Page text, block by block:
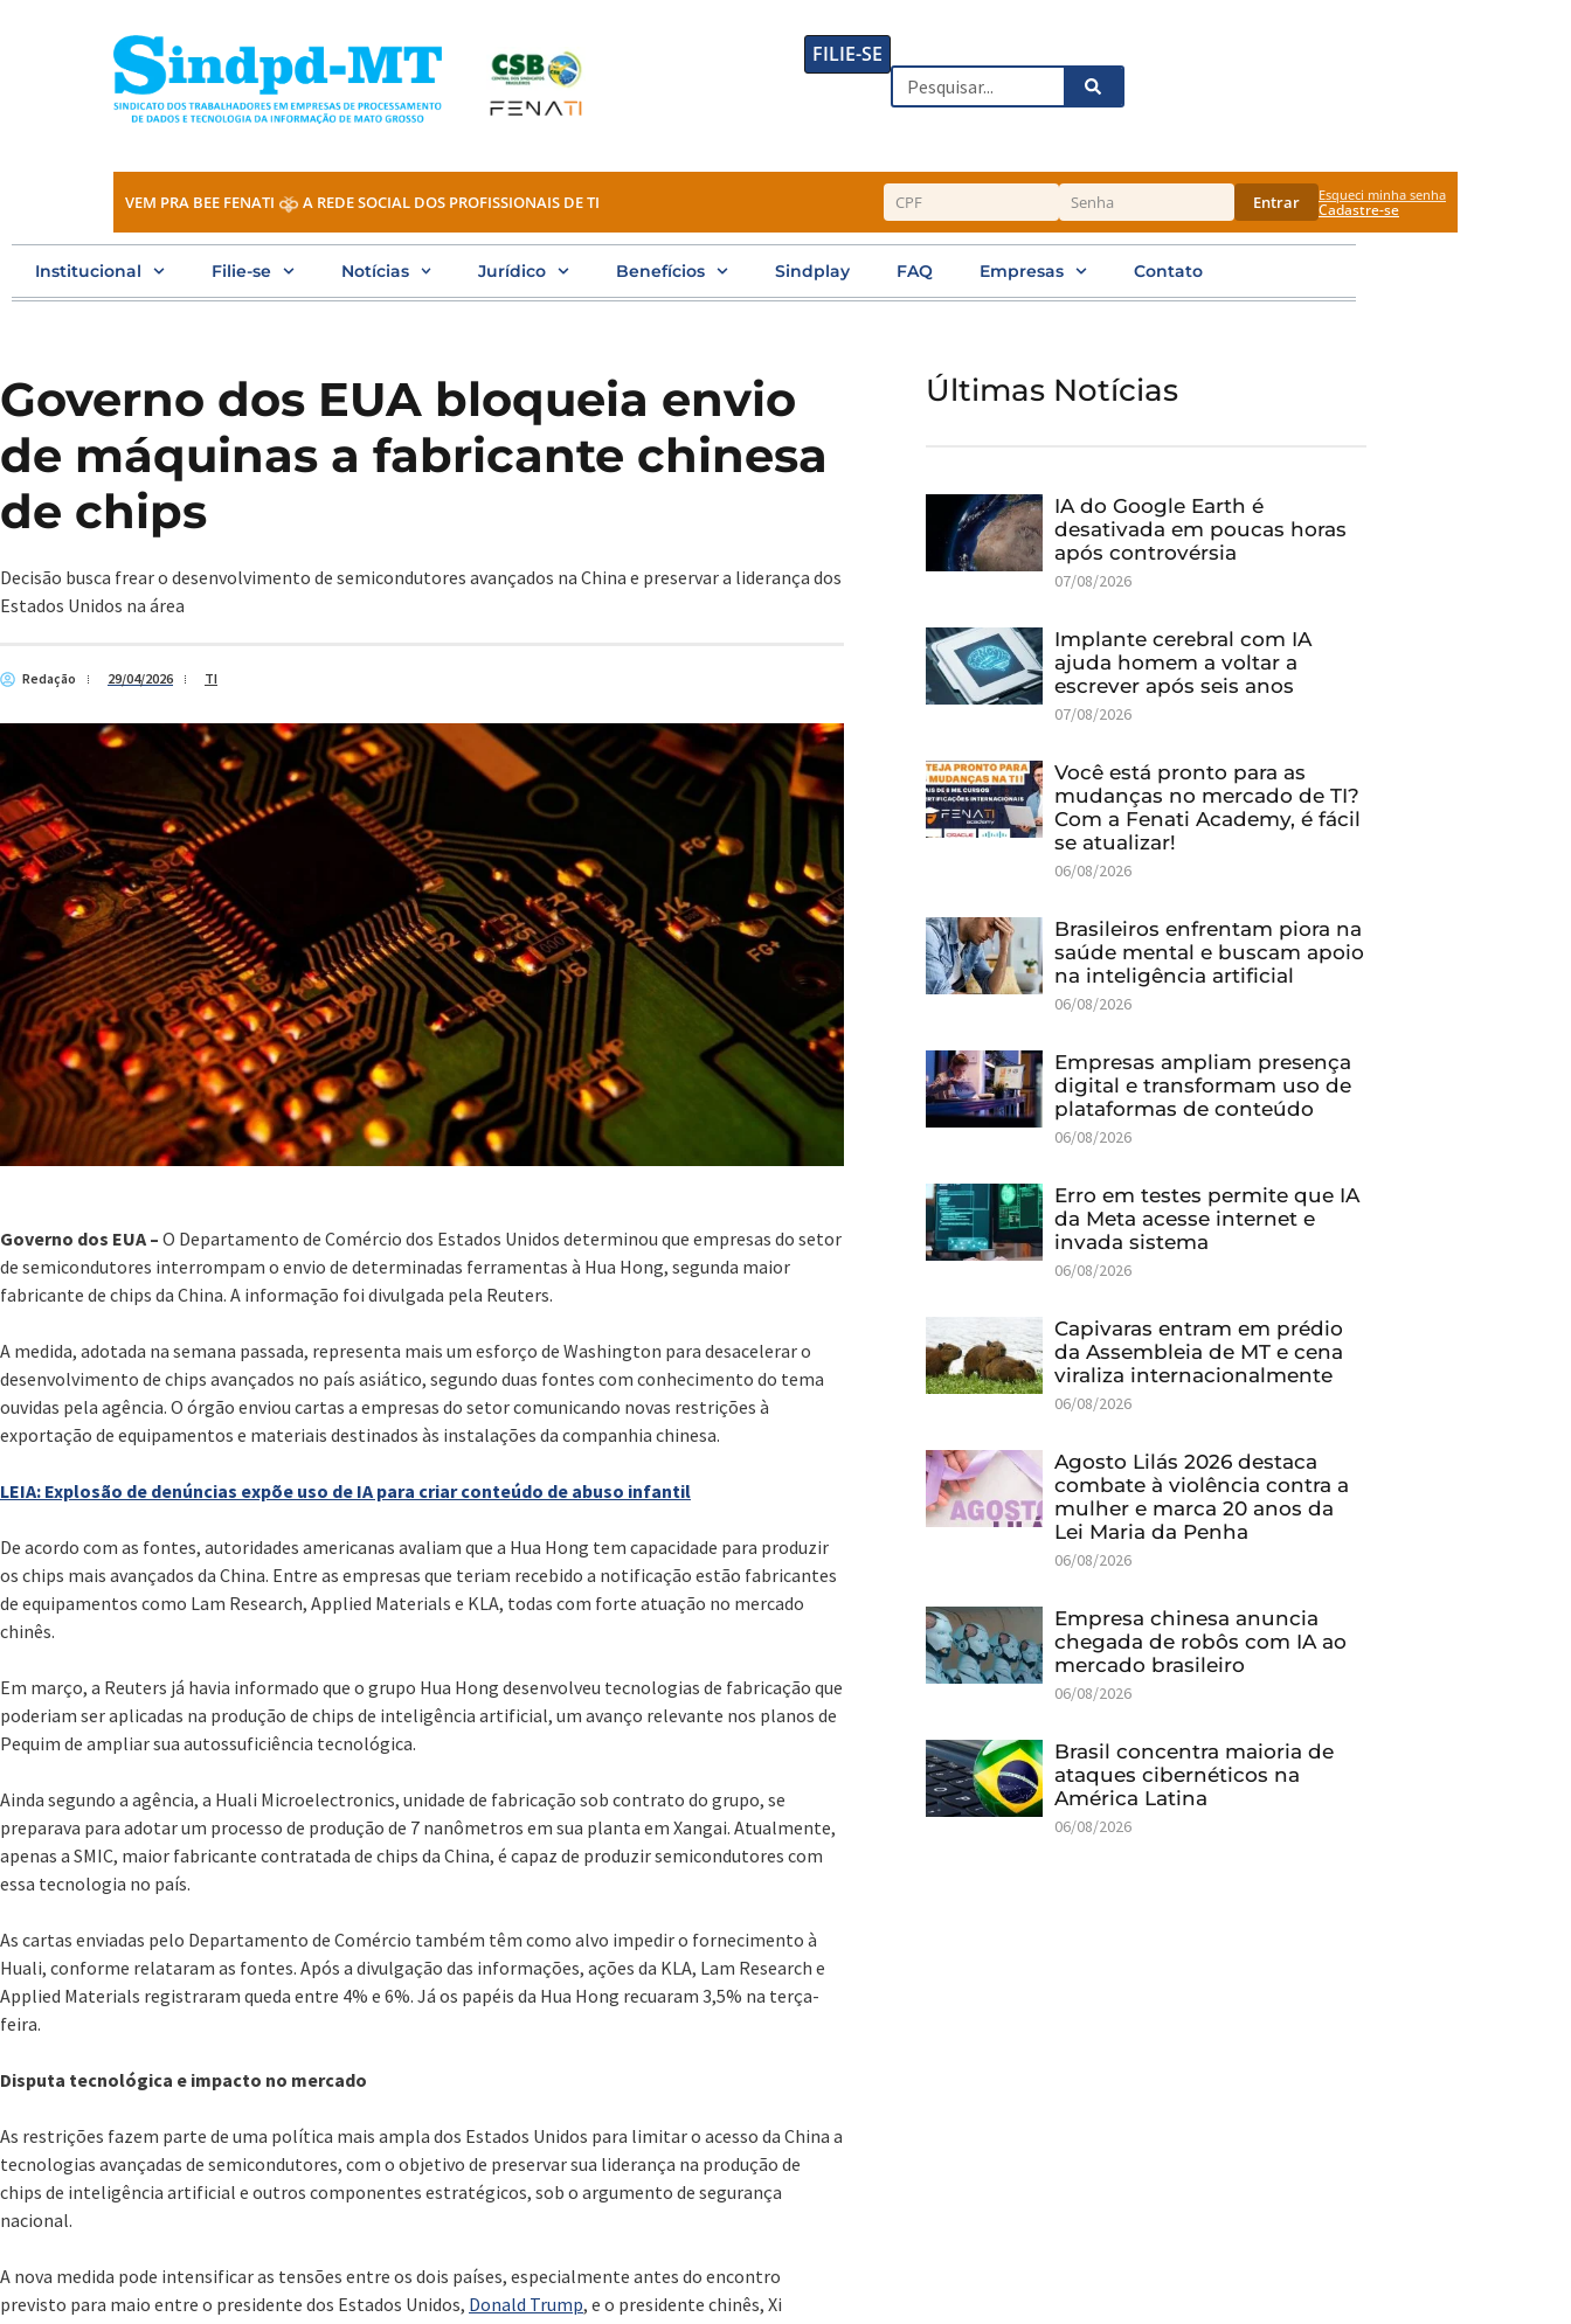
FILIE-SE
Search
VEM PRA BEE FENATI A REDE SOCIAL DOS PROFISSIONAIS DE TI Entrar Esqueci minha senha
Cadastre-se
Institucional Filie-se Notícias Jurídico Benefícios Sindplay FAQ Empresas Contato
Governo dos EUA bloqueia envio
de máquinas a fabricante chinesa
de chips
Decisão busca frear o desenvolvimento de semicondutores avançados na China e preservar a liderança dos
Estados Unidos na área
Redação 29/04/2026 TI
Governo dos EUA – O Departamento de Comércio dos Estados Unidos determinou que empresas do setor
de semicondutores interrompam o envio de determinadas ferramentas à Hua Hong, segunda maior
fabricante de chips da China. A informação foi divulgada pela Reuters.
A medida, adotada na semana passada, representa mais um esforço de Washington para desacelerar o
desenvolvimento de chips avançados no país asiático, segundo duas fontes com conhecimento do tema
ouvidas pela agência. O órgão enviou cartas a empresas do setor comunicando novas restrições à
exportação de equipamentos e materiais destinados às instalações da companhia chinesa.
LEIA: Explosão de denúncias expõe uso de IA para criar conteúdo de abuso infantil
De acordo com as fontes, autoridades americanas avaliam que a Hua Hong tem capacidade para produzir
os chips mais avançados da China. Entre as empresas que teriam recebido a notificação estão fabricantes
de equipamentos como Lam Research, Applied Materials e KLA, todas com forte atuação no mercado
chinês.
Em março, a Reuters já havia informado que o grupo Hua Hong desenvolveu tecnologias de fabricação que
poderiam ser aplicadas na produção de chips de inteligência artificial, um avanço relevante nos planos de
Pequim de ampliar sua autossuficiência tecnológica.
Ainda segundo a agência, a Huali Microelectronics, unidade de fabricação sob contrato do grupo, se
preparava para adotar um processo de produção de 7 nanômetros em sua planta em Xangai. Atualmente,
apenas a SMIC, maior fabricante contratada de chips da China, é capaz de produzir semicondutores com
essa tecnologia no país.
As cartas enviadas pelo Departamento de Comércio também têm como alvo impedir o fornecimento à
Huali, conforme relataram as fontes. Após a divulgação das informações, ações da KLA, Lam Research e
Applied Materials registraram queda entre 4% e 6%. Já os papéis da Hua Hong recuaram 3,5% na terça-
feira.
Disputa tecnológica e impacto no mercado
As restrições fazem parte de uma política mais ampla dos Estados Unidos para limitar o acesso da China a
tecnologias avançadas de semicondutores, com o objetivo de preservar sua liderança na produção de
chips de inteligência artificial e outros componentes estratégicos, sob o argumento de segurança
nacional.
A nova medida pode intensificar as tensões entre os dois países, especialmente antes do encontro
previsto para maio entre o presidente dos Estados Unidos, Donald Trump, e o presidente chinês, Xi
Últimas Notícias
IA do Google Earth é
desativada em poucas horas
após controvérsia
07/08/2026
Implante cerebral com IA
ajuda homem a voltar a
escrever após seis anos
07/08/2026
Você está pronto para as
mudanças no mercado de TI?
Com a Fenati Academy, é fácil
se atualizar!
06/08/2026
Brasileiros enfrentam piora na
saúde mental e buscam apoio
na inteligência artificial
06/08/2026
Empresas ampliam presença
digital e transformam uso de
plataformas de conteúdo
06/08/2026
Erro em testes permite que IA
da Meta acesse internet e
invada sistema
06/08/2026
Capivaras entram em prédio
da Assembleia de MT e cena
viraliza internacionalmente
06/08/2026
Agosto Lilás 2026 destaca
combate à violência contra a
mulher e marca 20 anos da
Lei Maria da Penha
06/08/2026
Empresa chinesa anuncia
chegada de robôs com IA ao
mercado brasileiro
06/08/2026
Brasil concentra maioria de
ataques cibernéticos na
América Latina
06/08/2026